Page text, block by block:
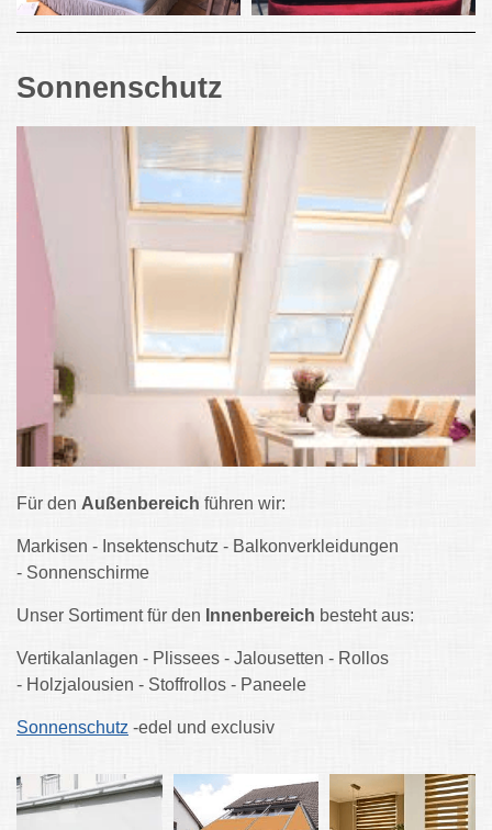
Sonnenschutz
Für den Außenbereich führen wir:
Markisen - Insektenschutz - Balkonverkleidungen
- Sonnenschirme
Unser Sortiment für den Innenbereich besteht aus:
Vertikalanlagen - Plissees - Jalousetten - Rollos
- Holzjalousien - Stoffrollos - Paneele
Sonnenschutz -edel und exclusiv